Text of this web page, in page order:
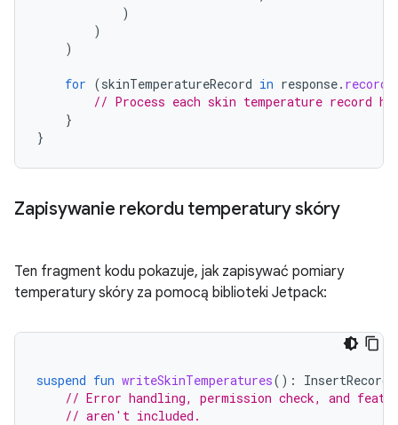
)
)
)
for (skinTemperatureRecord in response. records
// Process each skin temperature record
}
}
Zapisywanie rekordu temperatury skóry
Ten fragment kodu pokazuje, jak zapisywać pomiary
temperatury skóry za pomocą biblioteki Jetpack:
suspend fun writeSkinTemperatures():
// Error handling, permission check, and
// aren't included.